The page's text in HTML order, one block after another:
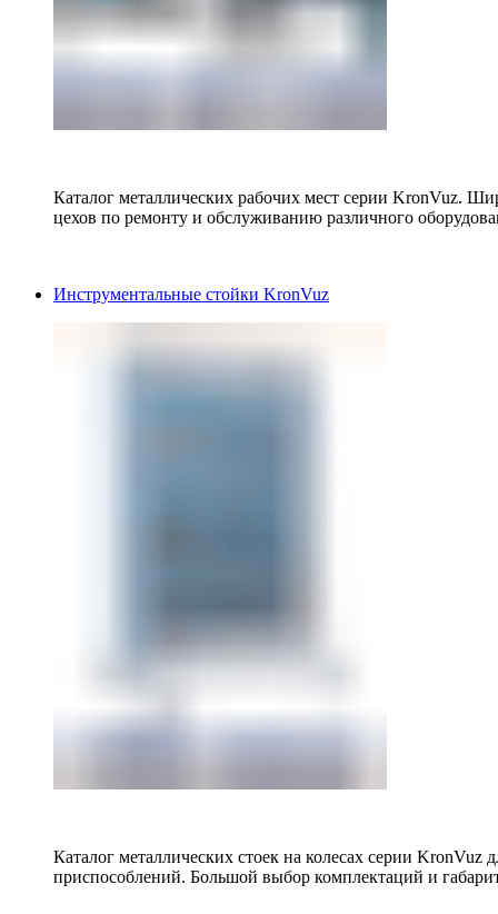
Каталог металлических рабочих мест серии KronVuz.
цехов по ремонту и обслуживанию различного
Инструментальные стойки KronVuz
Каталог металлических стоек на колесах серии KronVuz
приспособлений. Большой выбор комплектаций и